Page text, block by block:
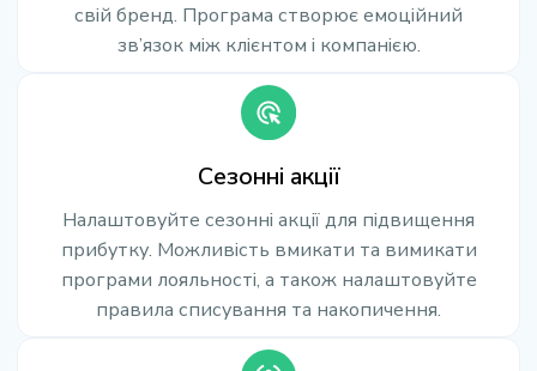
свій бренд. Програма створює емоційний
зв’язок між клієнтом і компанією.
Сезонні акції
Налаштовуйте сезонні акції для підвищення
прибутку. Можливість вмикати та вимикати
програми лояльності, а також налаштовуйте
правила списування та накопичення.